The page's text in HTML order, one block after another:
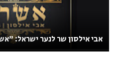
אבי אילסון שר לנער ישראל: